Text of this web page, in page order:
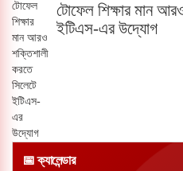
টোফেল শিক্ষার মান
ইটিএস-এর উদ্যোগ
📅 ক্যালেন্ডার